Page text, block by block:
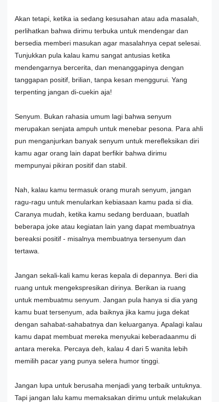
Akan tetapi, ketika ia sedang kesusahan atau ada masalah,
perlihatkan bahwa dirimu terbuka untuk mendengar dan
bersedia memberi masukan agar masalahnya cepat selesai.
Tunjukkan pula kalau kamu sangat antusias ketika
mendengarnya bercerita, dan menanggapinya dengan
tanggapan positif, brilian, tanpa kesan menggurui. Yang
terpenting jangan di-cuekin aja!
Senyum. Bukan rahasia umum lagi bahwa senyum
merupakan senjata ampuh untuk menebar pesona. Para ahli
pun menganjurkan banyak senyum untuk merefleksikan diri
kamu agar orang lain dapat berfikir bahwa dirimu
mempunyai pikiran positif dan stabil.
Nah, kalau kamu termasuk orang murah senyum, jangan
ragu-ragu untuk menularkan kebiasaan kamu pada si dia.
Caranya mudah, ketika kamu sedang berduaan, buatlah
beberapa joke atau kegiatan lain yang dapat membuatnya
bereaksi positif - misalnya membuatnya tersenyum dan
tertawa.
Jangan sekali-kali kamu keras kepala di depannya. Beri dia
ruang untuk mengekspresikan dirinya. Berikan ia ruang
untuk membuatmu senyum. Jangan pula hanya si dia yang
kamu buat tersenyum, ada baiknya jika kamu juga dekat
dengan sahabat-sahabatnya dan keluarganya. Apalagi kalau
kamu dapat membuat mereka menyukai keberadaanmu di
antara mereka. Percaya deh, kalau 4 dari 5 wanita lebih
memilih pacar yang punya selera humor tinggi.
Jangan lupa untuk berusaha menjadi yang terbaik untuknya.
Tapi jangan lalu kamu memaksakan dirimu untuk melakukan